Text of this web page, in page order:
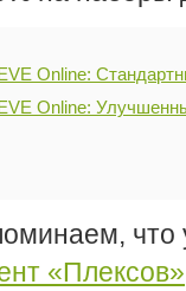
Online:
Online:
что
«Плексов»